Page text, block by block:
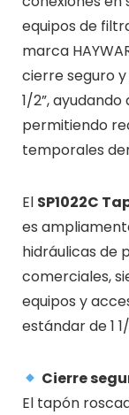
equipos de
marca
cierre seguro
1/2”,
permitiendo
temporales
El SP1022C
es
hidráulicas de
comerciales,
equipos y
estándar de 1
Cierre
El tapón